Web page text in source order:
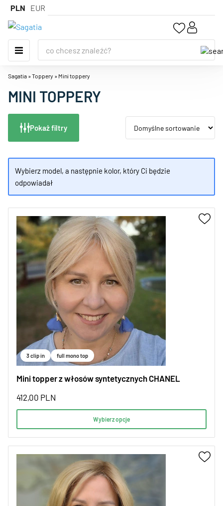
PLN EUR
Sagatia »Toppery » Mini toppery
MINI TOPPERY
Pokaż filtry
Wybierz model, a następnie kolor, który Ci będzie
odpowiadał
3 clip in full mono top
Mini topper z włosów syntetycznych CHANEL
412,00 PLN
Wybierz opcje